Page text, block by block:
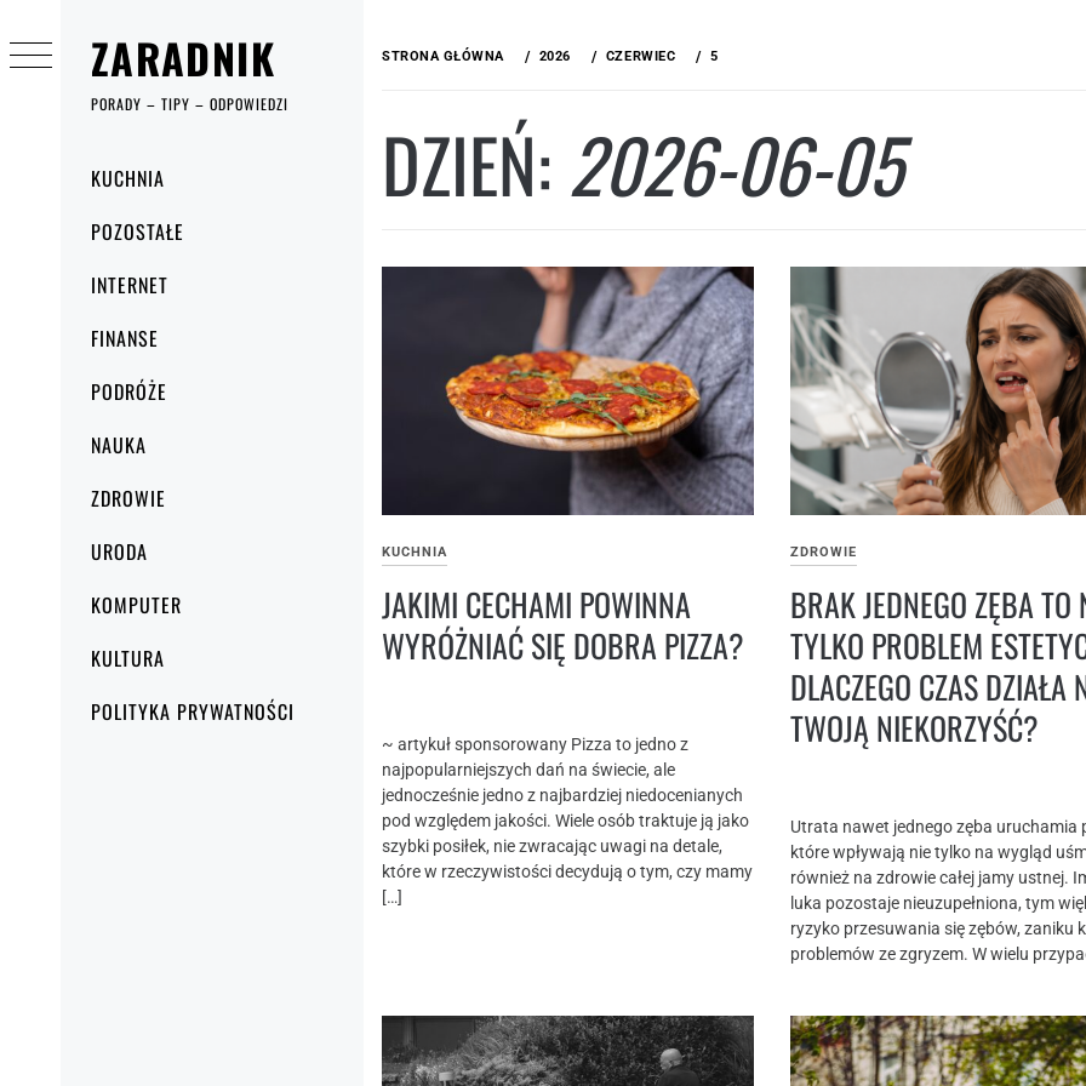
ZARADNIK
PORADY – TIPY – ODPOWIEDZI
główneKUCHNIA
POZOSTAŁE
INTERNET
FINANSE
PODRÓŻE
NAUKA
ZDROWIE
URODA
KOMPUTER
KULTURA
POLITYKA PRYWATNOŚCI
do
treści
STRONA GŁÓWNA 2026 CZERWIEC 5
DZIEŃ: 2026-06-05
KUCHNIA
JAKIMI CECHAMI POWINNA
WYRÓŻNIAĆ SIĘ DOBRA PIZZA?
~ artykuł sponsorowany Pizza to jedno z
najpopularniejszych dań na świecie, ale
jednocześnie jedno z najbardziej niedocenianych
pod względem jakości. Wiele osób traktuje ją jako
szybki posiłek, nie zwracając uwagi na detale,
które w rzeczywistości decydują o tym, czy mamy
[…]
ZDROWIE
BRAK JEDNEGO ZĘBA TO
TYLKO PROBLEM
DLACZEGO CZAS DZIAŁA
TWOJĄ NIEKORZYŚĆ?
Utrata nawet jednego zęba uruchamia
które wpływają nie tylko na wygląd
również na zdrowie całej jamy ustnej.
luka pozostaje nieuzupełniona, tym
ryzyko przesuwania się zębów, zaniku
problemów ze zgryzem. W wielu